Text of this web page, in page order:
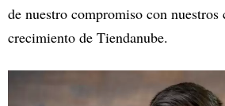
de nuestro compromiso con nuestros
crecimiento de Tiendanube.